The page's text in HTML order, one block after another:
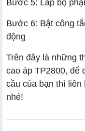
Bước 5: Lắp bộ
Bước 6: Bật công
động
Trên đây là những
cao áp TP2800, để
cầu của bạn thì liên
nhé!